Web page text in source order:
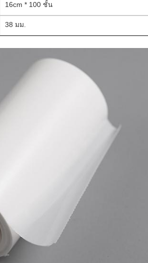
16cm * 100 ชั้น
38 มม.